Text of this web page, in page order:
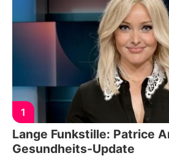
1
Lange Funkstille: Patrice
Gesundheits-Update